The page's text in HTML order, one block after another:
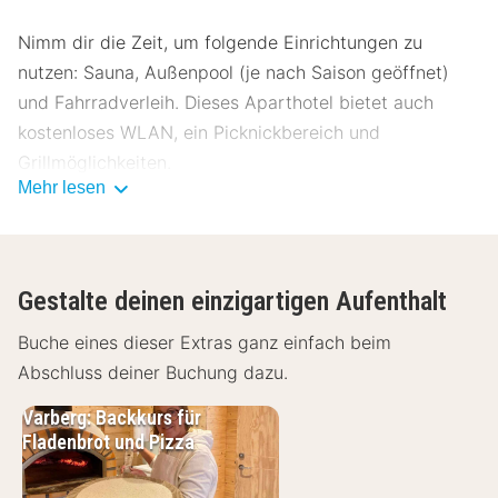
Nimm dir die Zeit, um folgende Einrichtungen zu
nutzen: Sauna, Außenpool (je nach Saison geöffnet)
und Fahrradverleih. Dieses Aparthotel bietet auch
kostenloses WLAN, ein Picknickbereich und
Grillmöglichkeiten.
stillen. Ein inbegriffenes Frühstück zur
Selbstbedienung wird täglich von 07:00 Uhr bis
10:00 Uhr angeboten.
Zum Angebot gehören ein Express-Check-in, ein
Express-Check-out und mehrsprachiges Personal. Für
Veranstaltungen stehen folgende Einrichtungen zur
Mehr lesen
Gestalte deinen einzigartigen Aufenthalt
Buche eines dieser Extras ganz einfach beim
Abschluss deiner Buchung dazu.
Varberg: Backkurs für
Fladenbrot und Pizza